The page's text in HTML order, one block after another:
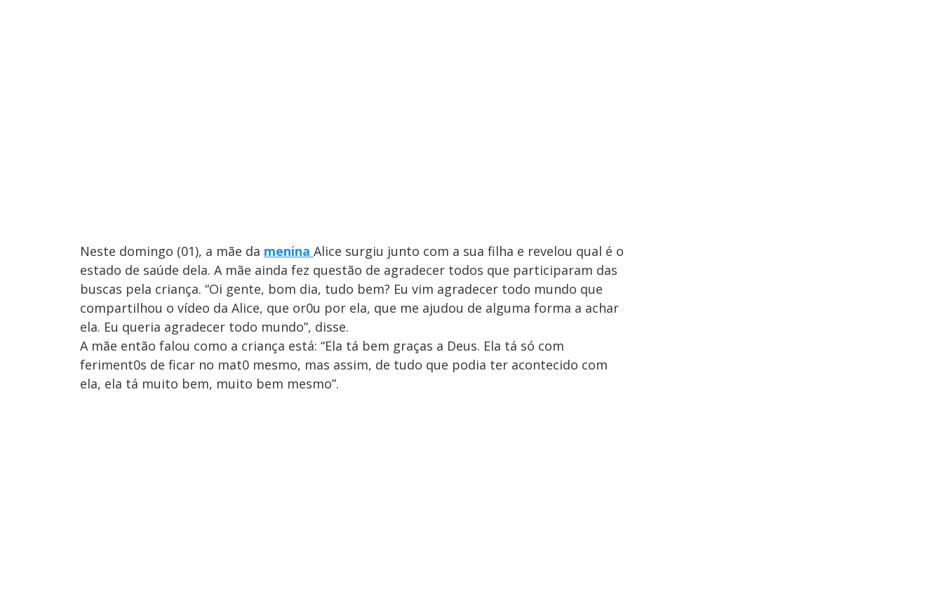
Neste domingo (01), a mãe da menina Alice surgiu junto com a sua filha e revelou qual é o
estado de saúde dela. A mãe ainda fez questão de agradecer todos que participaram das
buscas pela criança. “Oi gente, bom dia, tudo bem? Eu vim agradecer todo mundo que
compartilhou o vídeo da Alice, que or0u por ela, que me ajudou de alguma forma a achar
ela. Eu queria agradecer todo mundo”, disse.
A mãe então falou como a criança está: “Ela tá bem graças a Deus. Ela tá só com
feriment0s de ficar no mat0 mesmo, mas assim, de tudo que podia ter acontecido com
ela, ela tá muito bem, muito bem mesmo”.